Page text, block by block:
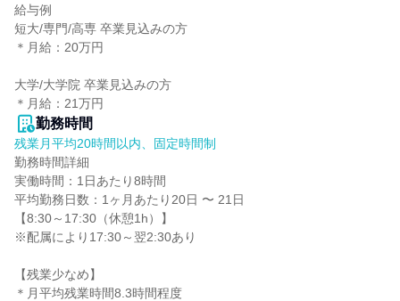
給与例
短大/専門/高専 卒業見込みの方
＊月給：20万円
大学/大学院 卒業見込みの方
＊月給：21万円
勤務時間
残業月平均20時間以内、固定時間制
勤務時間詳細
実働時間：1日あたり8時間
平均勤務日数：1ヶ月あたり20日 〜 21日
【8:30～17:30（休憩1h）】
※配属により17:30～翌2:30あり
【残業少なめ】
＊月平均残業時間8.3時間程度